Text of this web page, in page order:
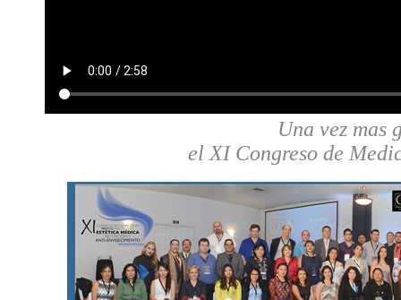
Una vez mas
el XI Congreso de